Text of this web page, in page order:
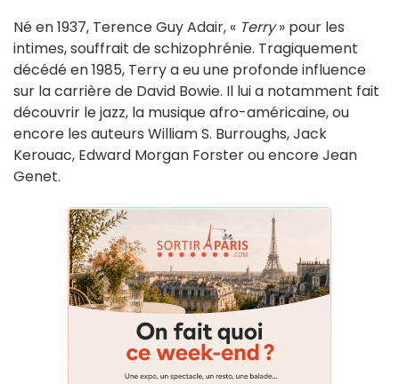
Né en 1937, Terence Guy Adair, « Terry» pour les
intimes, souffrait de schizophrénie. Tragiquement
décédé en 1985, Terry a eu une profonde influence
sur la carrière de David Bowie. Il lui a notamment fait
découvrir le jazz, la musique afro-américaine, ou
encore les auteurs William S. Burroughs, Jack
Kerouac, Edward Morgan Forster ou encore Jean
Genet.